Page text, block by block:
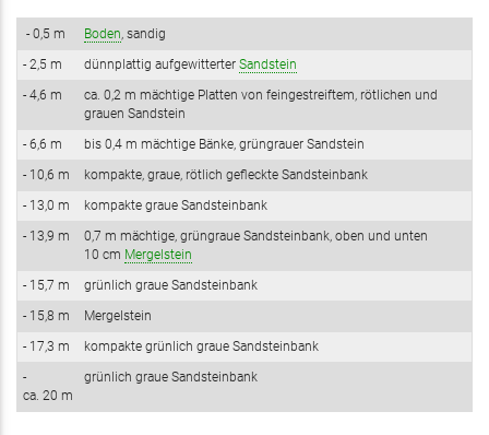
- 0,5 m Boden, sandig
- 2,5 m
dünnplattig aufgewitterter Sandstein
- 4,6 m
ca. 0,2 m mächtige Platten von feingestreiftem, rötlichen und
grauen Sandstein
- 6,6 m
bis 0,4 m mächtige Bänke, grüngrauer Sandstein
- 10,6 m
kompakte, graue, rötlich gefleckte Sandsteinbank
- 13,0 m
kompakte graue Sandsteinbank
- 13,9 m
0,7 m mächtige, grüngraue Sandsteinbank, oben und unten
10 cm Mergelstein
- 15,7 m
grünlich graue Sandsteinbank
- 15,8 m
Mergelstein
- 17,3 m
kompakte grünlich graue Sandsteinbank
-
ca. 20 m
grünlich graue Sandsteinbank